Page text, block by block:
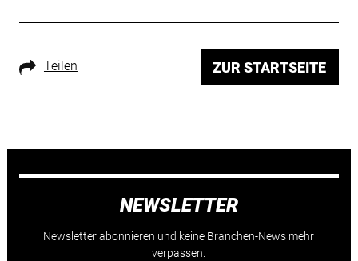
Teilen ZUR STARTSEITE
NEWSLETTER
Newsletter abonnieren und keine Branchen-News mehr
verpassen.